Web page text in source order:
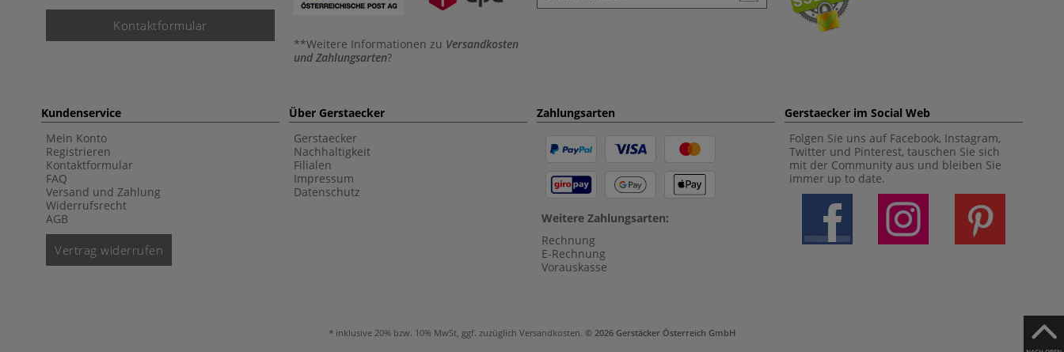
Kontaktformular
**Weitere Informationen zu Versandkosten
und Zahlungsarten?
Kundenservice
Mein Konto
Registrieren
Kontaktformular
FAQ
Versand und Zahlung
Widerrufsrecht
AGB
Vertrag widerrufen
Über Gerstaecker
Gerstaecker
Nachhaltigkeit
Filialen
Impressum
Datenschutz
Zahlungsarten
Weitere Zahlungsarten:
Rechnung
E-Rechnung
Vorauskasse
Gerstaecker im Social Web
Folgen Sie uns auf Facebook, Instagram,
Twitter und Pinterest, tauschen Sie sich
mit der Community aus und bleiben Sie
immer up to date.
inklusive 20% bzw. 10% MwSt, ggf. zuzüglich Versandkosten. © 2026 Gerstäcker Österreich GmbH